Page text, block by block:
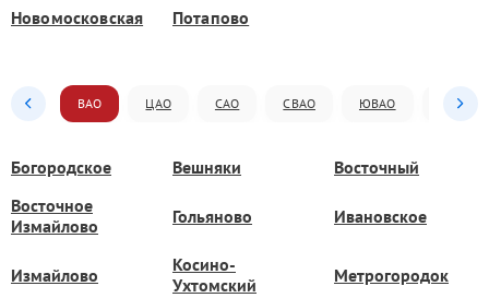
Новомосковская
Потапово
ВАО ЦАО САО СВАО ЮВАО ЮАО
Богородское Вешняки
Восточный
Восточное
Измайлово
Гольяново Ивановское
Измайлово
Косино-
Ухтомский
Метрогородок